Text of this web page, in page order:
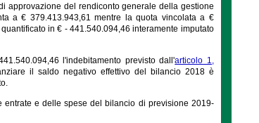
approvazione del rendiconto generale della gestione
a € 379.413.943,61 mentre la quota vincolata a €
in € - 441.540.094,46 interamente imputato
l'indebitamento previsto dall'articolo 1,
il saldo negativo effettivo del bilancio 2018 è
e delle spese del bilancio di previsione 2019-